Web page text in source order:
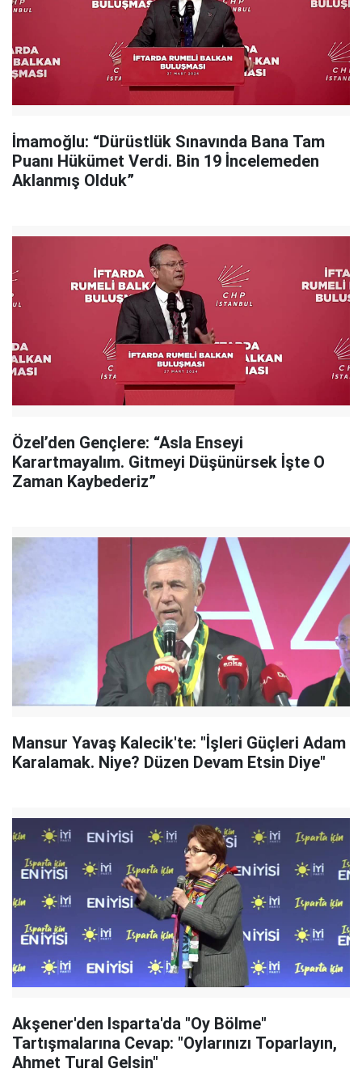
İmamoğlu: “Dürüstlük Sınavında Bana Tam
Puanı Hükümet Verdi. Bin 19 İncelemeden
Aklanmış Olduk”
Özel’den Gençlere: “Asla Enseyi
Karartmayalım. Gitmeyi Düşünürsek İşte O
Zaman Kaybederiz”
Mansur Yavaş Kalecik'te: "İşleri Güçleri Adam
Karalamak. Niye? Düzen Devam Etsin Diye"
Akşener'den Isparta'da "Oy Bölme"
Tartışmalarına Cevap: "Oylarınızı Toparlayın,
Ahmet Tural Gelsin"